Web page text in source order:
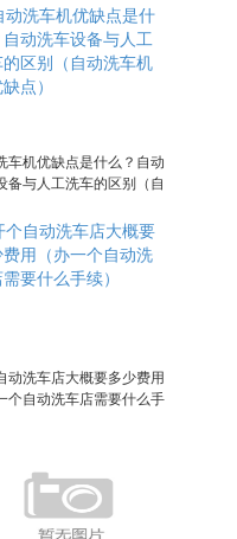
车机优缺点是什么？自动
备与人工洗车的区别（自
动洗车店大概要多少费用
个自动洗车店需要什么手